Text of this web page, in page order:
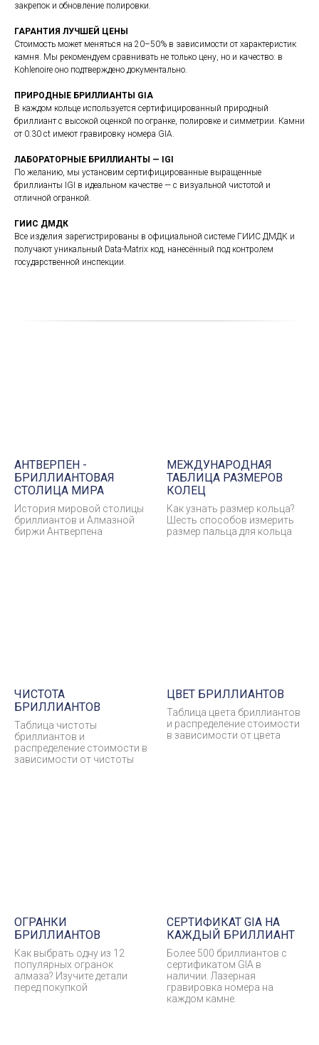
закрепок и обновление полировки.
ГАРАНТИЯ ЛУЧШЕЙ ЦЕНЫ
Стоимость может меняться на 20–50% в зависимости от характеристик
камня. Мы рекомендуем сравнивать не только цену, но и качество: в
Kohlenoire оно подтверждено документально.
ПРИРОДНЫЕ БРИЛЛИАНТЫ GIA
В каждом кольце используется сертифицированный природный
бриллиант с высокой оценкой по огранке, полировке и симметрии. Камни
от 0.30 ct имеют гравировку номера GIA.
ЛАБОРАТОРНЫЕ БРИЛЛИАНТЫ — IGI
По желанию, мы установим сертифицированные выращенные
бриллианты IGI в идеальном качестве — с визуальной чистотой и
отличной огранкой.
ГИИС ДМДК
Все изделия зарегистрированы в официальной системе ГИИС ДМДК и
получают уникальный Data-Matrix код, нанесённый под контролем
государственной инспекции.
АНТВЕРПЕН -
БРИЛЛИАНТОВАЯ
СТОЛИЦА МИРА
История мировой столицы
бриллиантов и Алмазной
биржи Антверпена
МЕЖДУНАРОДНАЯ
ТАБЛИЦА РАЗМЕРОВ
КОЛЕЦ
Как узнать размер кольца?
Шесть способов измерить
размер пальца для кольца
ЧИСТОТА
БРИЛЛИАНТОВ
Таблица чистоты
бриллиантов и
распределение стоимости в
зависимости от чистоты
ЦВЕТ БРИЛЛИАНТОВ
Таблица цвета бриллиантов
и распределение стоимости
в зависимости от цвета
ОГРАНКИ
БРИЛЛИАНТОВ
Как выбрать одну из 12
популярных огранок
алмаза? Изучите детали
перед покупкой
СЕРТИФИКАТ GIA НА
КАЖДЫЙ БРИЛЛИАНТ
Более 500 бриллиантов с
сертификатом GIA в
наличии. Лазерная
гравировка номера на
каждом камне.